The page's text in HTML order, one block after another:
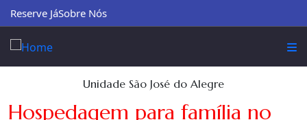
Reserve JáSobre Nós
Unidade São José do Alegre
Hospedagem para família no